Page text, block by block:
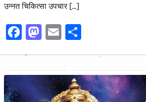
उन्नत चिकित्सा उपचार […]
Facebook
Mastodon
Email